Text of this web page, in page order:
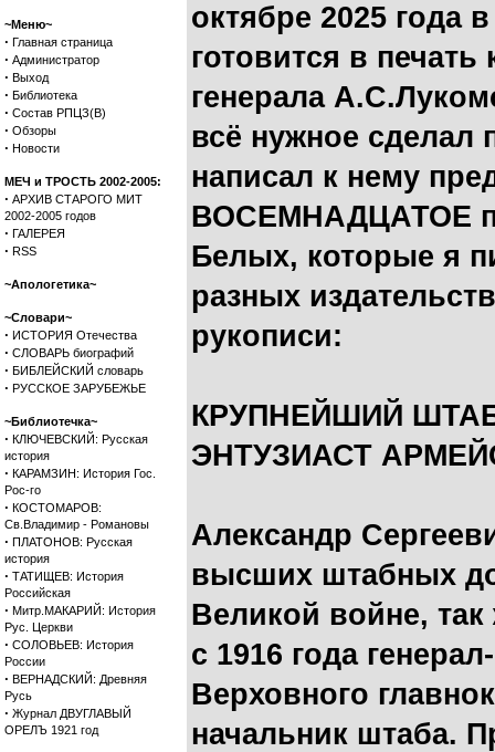
~Меню~
· Главная страница
· Администратор
· Выход
· Библиотека
· Состав РПЦЗ(В)
· Обзоры
· Новости
МЕЧ и ТРОСТЬ 2002-2005:
· АРХИВ СТАРОГО МИТ
2002-2005 годов
· ГАЛЕРЕЯ
· RSS
~Апологетика~
~Словари~
· ИСТОРИЯ Отечества
· СЛОВАРЬ биографий
· БИБЛЕЙСКИЙ словарь
· РУССКОЕ ЗАРУБЕЖЬЕ
~Библиотечка~
· КЛЮЧЕВСКИЙ: Русская
история
· КАРАМЗИН: История Гос.
Рос-го
· КОСТОМАРОВ:
Св.Владимир - Романовы
· ПЛАТОНОВ: Русская
история
· ТАТИЩЕВ: История
Российская
· Митр.МАКАРИЙ: История
Рус. Церкви
· СОЛОВЬЕВ: История
России
· ВЕРНАДСКИЙ: Древняя
Русь
· Журнал ДВУГЛАВЫЙ
ОРЕЛЪ 1921 год
октябре 2025 года
готовится в
генерала
всё нужное сделал
написал к нему
ВОСЕМНАДЦАТОЕ
Белых, которые я
разных
рукописи:
КРУПНЕЙШИЙ
ЭНТУЗИАСТ
Александр
высших штабных
Великой войне,
с 1916 года
Верховного
начальник штаба.